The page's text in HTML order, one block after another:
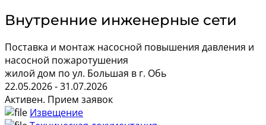
Внутренние инженерные сети
Поставка и монтаж насосной повышения давления и
насосной пожаротушения
жилой дом по ул. Большая в г. Обь
22.05.2026 - 31.07.2026
Активен. Прием заявок
Извещение